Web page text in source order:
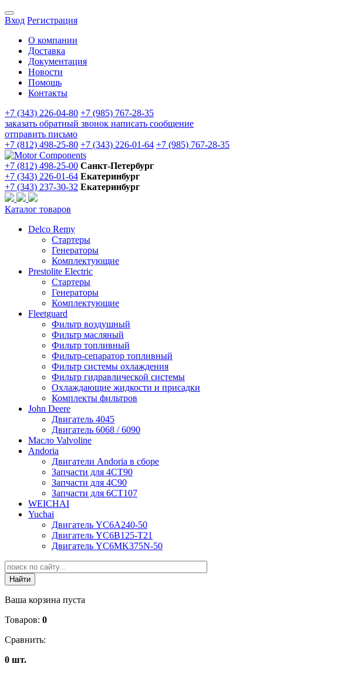
Вход Регистрация
О компании
Доставка
Документация
Новости
Помощь
Контакты
+7 (343) 226-04-80 +7 (985) 767-28-35
заказать обратный звонок написать сообщение
отправить письмо
+7 (812) 498-25-80 +7 (343) 226-01-64 +7 (985) 767-28-35
+7 (812) 498-25-00 Санкт-Петербург
+7 (343) 226-01-64 Екатеринбург
+7 (343) 237-30-32 Екатеринбург
Каталог товаров
Delco Remy
Стартеры
Генераторы
Комплектующие
Prestolite Electric
Стартеры
Генераторы
Комплектующие
Fleetguard
Фильтр воздушный
Фильтр масляный
Фильтр топливный
Фильтр-сепаратор топливный
Фильтр системы охлаждения
Фильтр гидравлической системы
Охлаждающие жидкости и присадки
Комплекты фильтров
John Deere
Двигатель 4045
Двигатель 6068 / 6090
Масло Valvoline
Andoria
Двигатели Andoria в сборе
Запчасти для 4CT90
Запчасти для 4С90
Запчасти для 6CT107
WEICHAI
Yuchai
Двигатель YC6A240-50
Двигатель YC6B125-T21
Двигатель YC6MK375N-50
Ваша корзина пуста
Товаров: 0
Сравнить:
0 шт.